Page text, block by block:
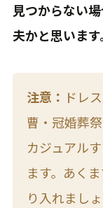
見つからない
夫かと思います
注意： ドレ
曹・冠婚葬
カジュアル
ます。あく
り入れましょ